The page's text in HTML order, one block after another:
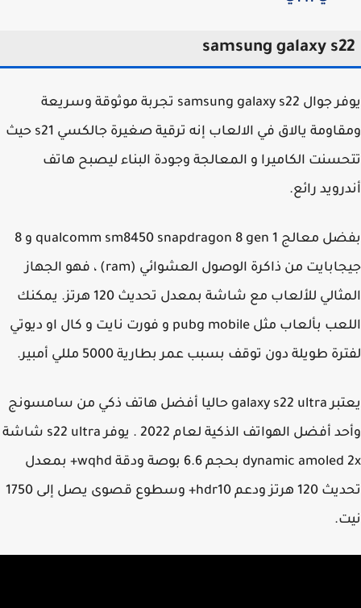
samsung galaxy
يوفر جوال samsung galaxy s22 تجربة موثوقة وسريعة
ومقاومة يالاق في الالعاب إنه ترقية صغيرة جالكسي s21 حيث
الكاميرا و المعالجة وجودة البناء ليصبح هاتف
رائع.
بفضل معالج qualcomm sm8450 snapdragon 8 gen 1 و 8
جيجابايت من ذاكرة الوصول العشوائي (ram) ، فهو الجهاز
المثالي للألعاب مع شاشة بمعدل تحديث 120 هرتز. يمكنك
اللعب بألعاب مثل pubg mobile و فورت نايت و كال او ديوتي
طويلة دون توقف بسبب عمر بطارية 5000 مللي أمبير.
يعتبر galaxy s22 ultra حاليا أفضل هاتف ذكي من سامسونج
وأحد أفضل الهواتف الذكية لعام 2022 . يوفر s22 ultra شاشة
dynamic amoled 2x بحجم 6.6 بوصة ودقة wqhd+ بمعدل
تحديث 120 هرتز ودعم hdr10+ وسطوع قصوى يصل إلى 1750